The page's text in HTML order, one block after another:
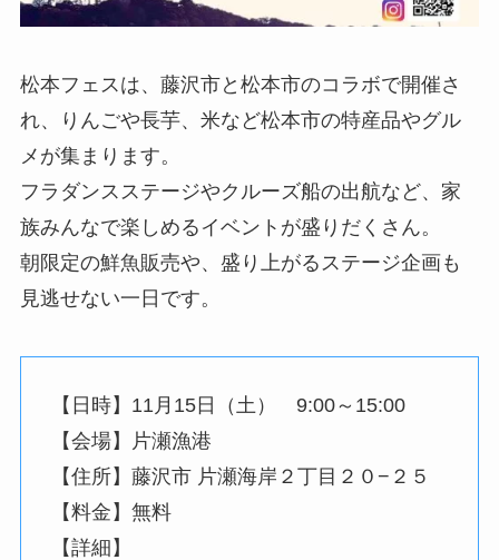
松本フェスは、藤沢市と松本市のコラボで開催さ
れ、りんごや長芋、米など松本市の特産品やグル
メが集まります。
フラダンスステージやクルーズ船の出航など、家
族みんなで楽しめるイベントが盛りだくさん。
朝限定の鮮魚販売や、盛り上がるステージ企画も
見逃せない一日です。
【日時】11月15日（土） 9:00～15:00
【会場】片瀬漁港
【住所】藤沢市 片瀬海岸２丁目２０−２５
【料金】無料
【詳細】